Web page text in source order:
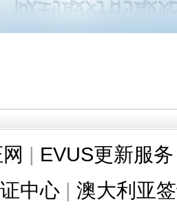
| EVUS更新服务
中心 | 澳大利亚